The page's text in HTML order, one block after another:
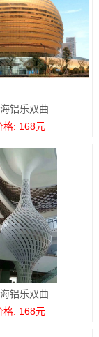
铝乐双曲
格: 168元
铝乐双曲
格: 168元